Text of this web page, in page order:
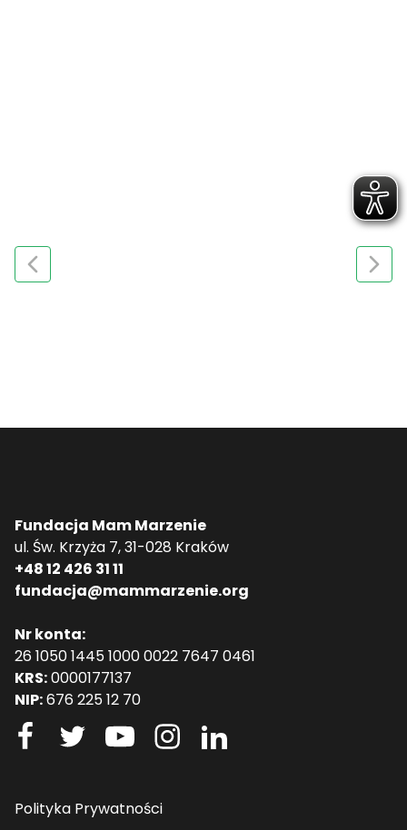
Fundacja Mam Marzenie
ul. Św. Krzyża 7, 31-028 Kraków
+48 12 426 31 11
fundacja@mammarzenie.org
Nr konta:
26 1050 1445 1000 0022 7647 0461
KRS:0000177137
NIP:676 225 12 70
Polityka Prywatności